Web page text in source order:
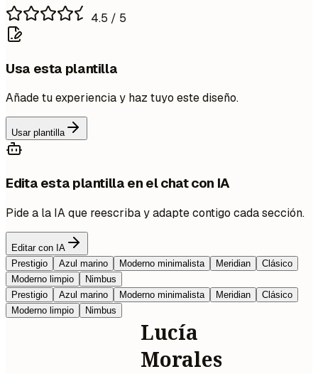
4.5 / 5
Usa esta plantilla
Añade tu experiencia y haz tuyo este diseño.
Usar plantilla
Edita esta plantilla en el chat con IA
Pide a la IA que reescriba y adapte contigo cada sección.
Editar con IA
Prestigio
Azul marino Moderno minimalista Meridian
Clásico
Moderno limpio
Nimbus
Prestigio
Azul marino Moderno minimalista Meridian
Clásico
Moderno limpio
Nimbus
Lucía
Morales